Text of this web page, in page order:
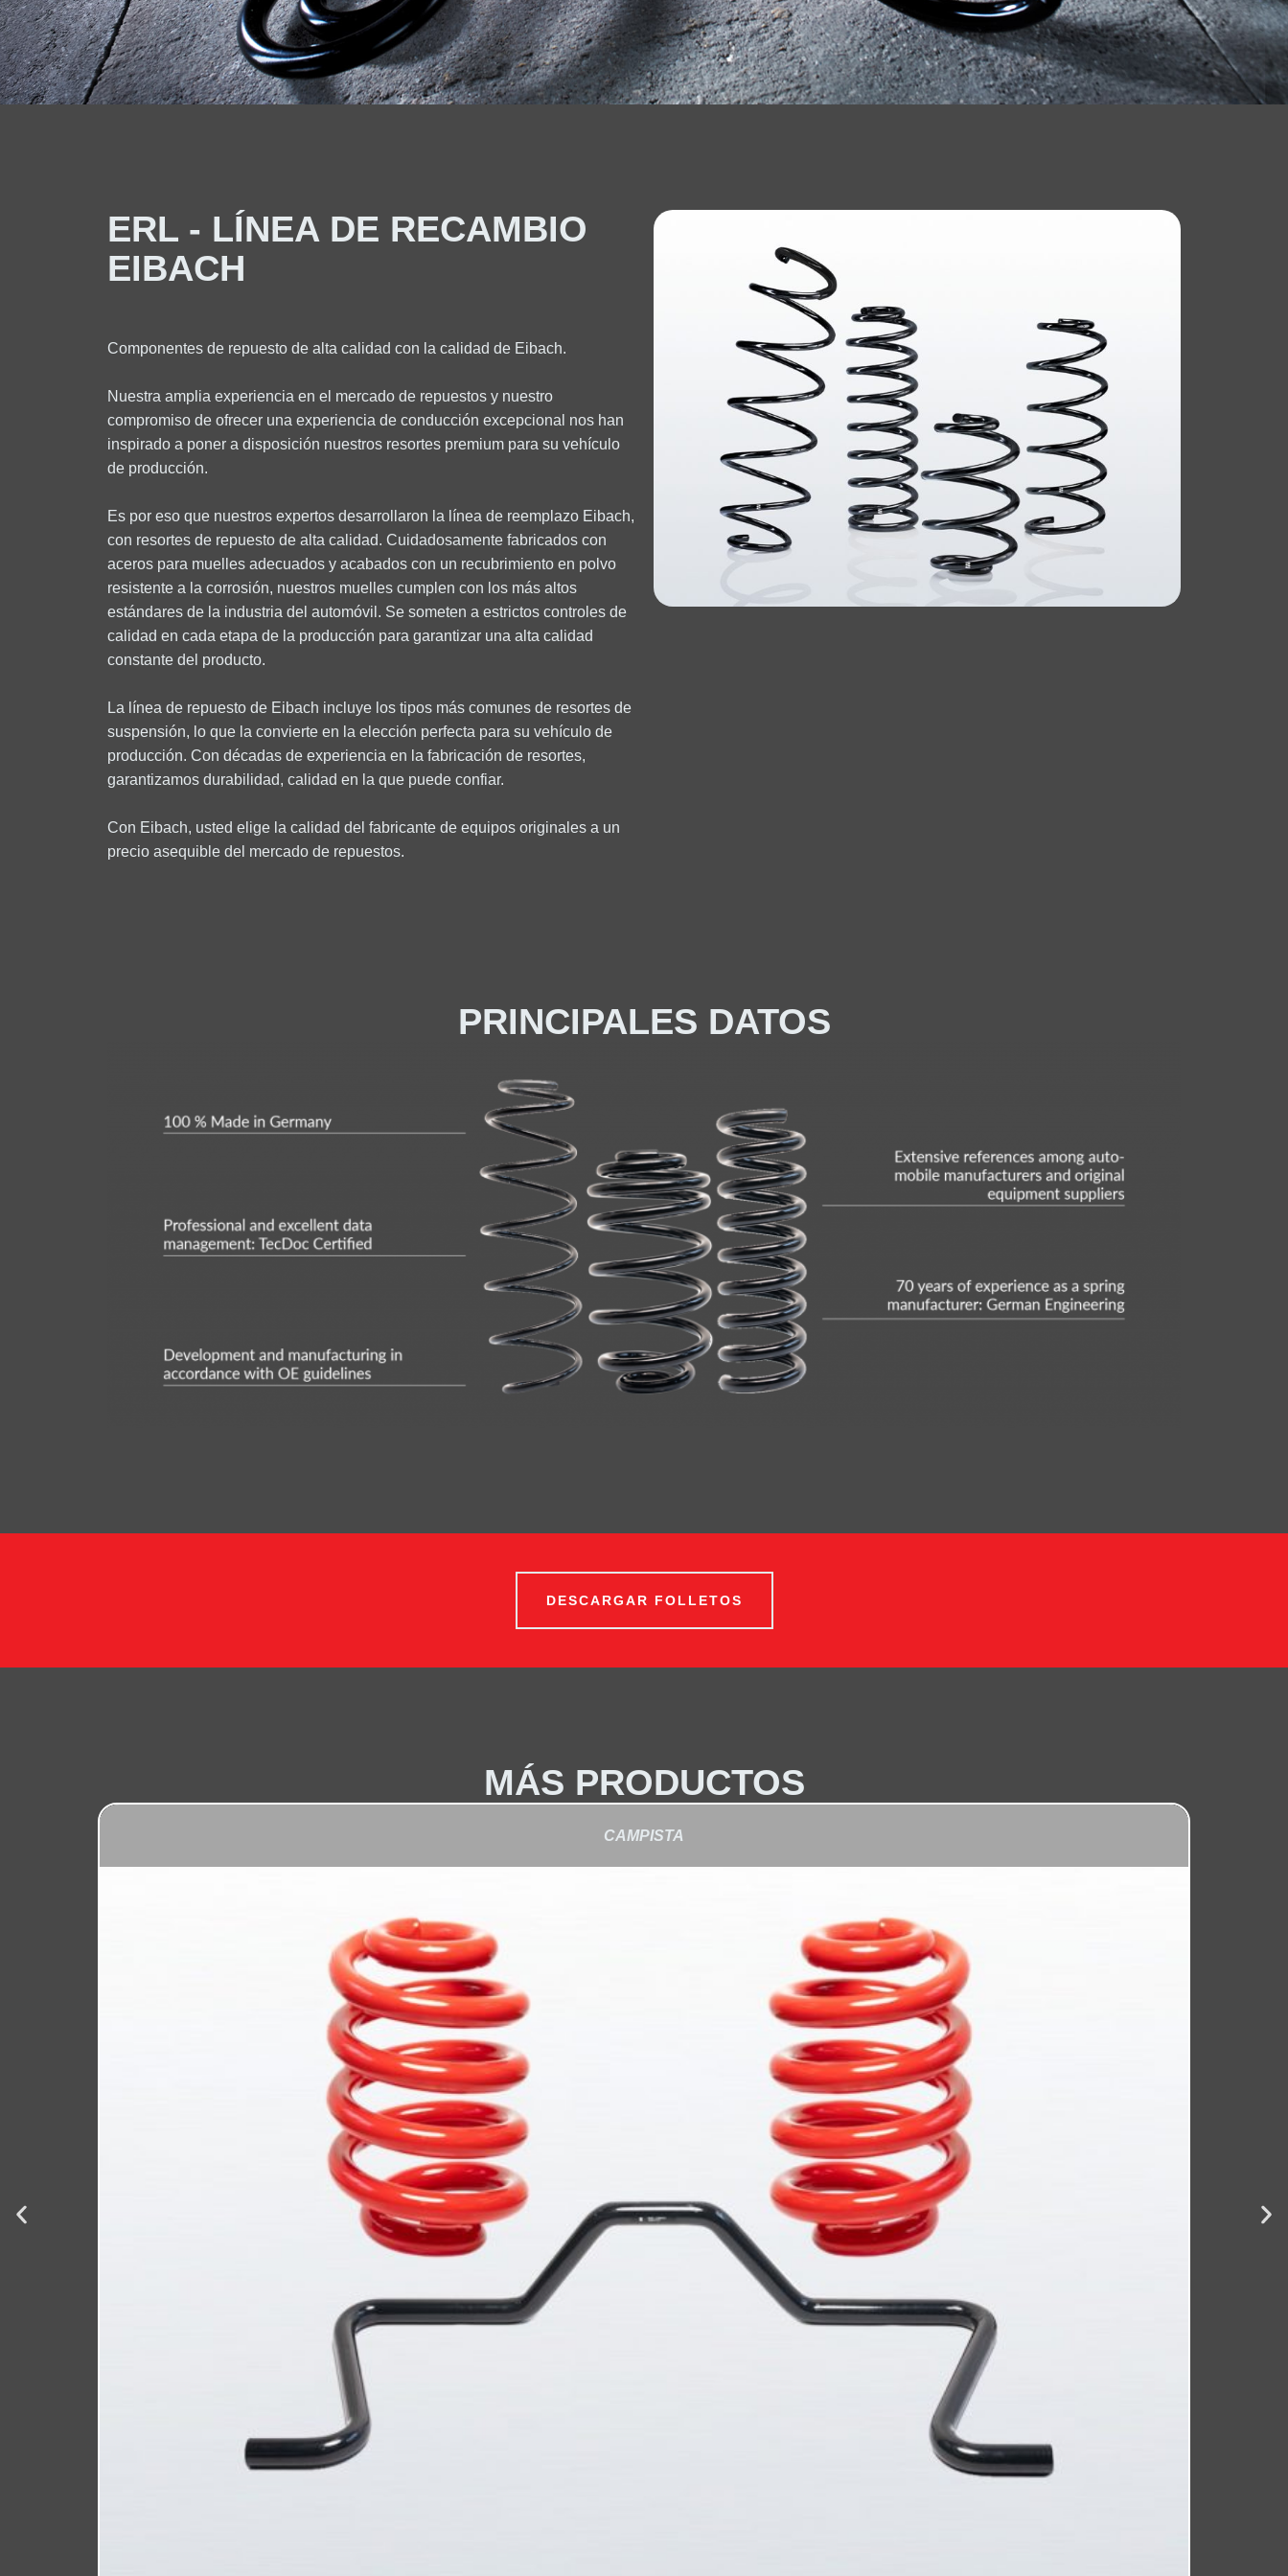
ERL - LÍNEA DE RECAMBIO
EIBACH
Componentes de repuesto de alta calidad con la calidad de Eibach.
Nuestra amplia experiencia en el mercado de repuestos y nuestro
compromiso de ofrecer una experiencia de conducción excepcional nos han
inspirado a poner a disposición nuestros resortes premium para su vehículo
de producción.
Es por eso que nuestros expertos desarrollaron la línea de reemplazo Eibach,
con resortes de repuesto de alta calidad. Cuidadosamente fabricados con
aceros para muelles adecuados y acabados con un recubrimiento en polvo
resistente a la corrosión, nuestros muelles cumplen con los más altos
estándares de la industria del automóvil. Se someten a estrictos controles de
calidad en cada etapa de la producción para garantizar una alta calidad
constante del producto.
La línea de repuesto de Eibach incluye los tipos más comunes de resortes de
suspensión, lo que la convierte en la elección perfecta para su vehículo de
producción. Con décadas de experiencia en la fabricación de resortes,
garantizamos durabilidad, calidad en la que puede confiar.
Con Eibach, usted elige la calidad del fabricante de equipos originales a un
precio asequible del mercado de repuestos.
PRINCIPALES DATOS
DESCARGAR FOLLETOS
MÁS PRODUCTOS
CAMPISTA